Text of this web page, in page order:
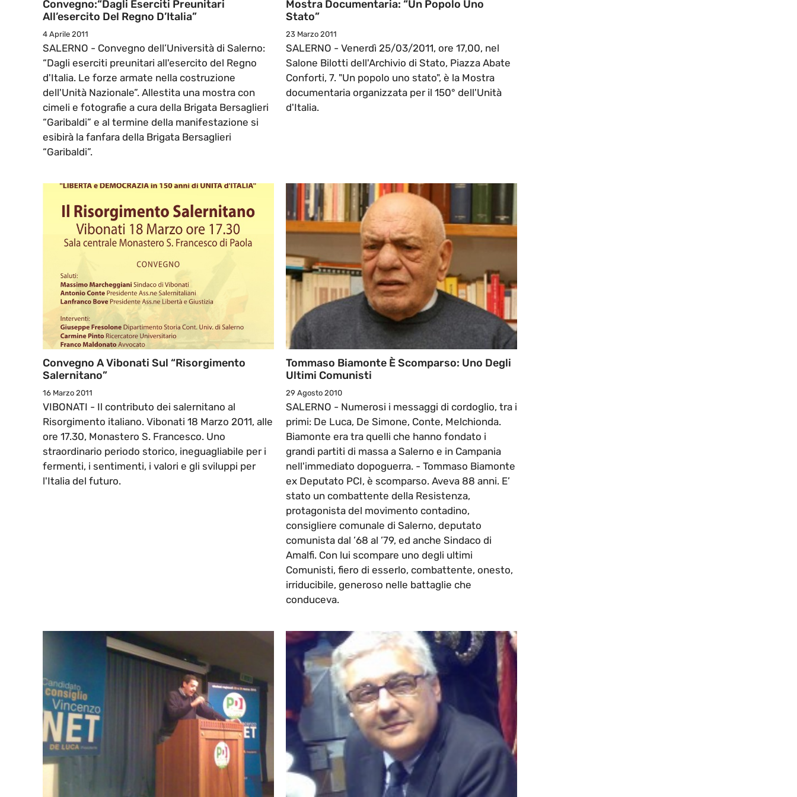
Convegno:“Dagli Eserciti Preunitari
All’esercito Del Regno D’Italia”
4 Aprile 2011
SALERNO - Convegno dell’Università di Salerno:
“Dagli eserciti preunitari all'esercito del Regno
d'Italia. Le forze armate nella costruzione
dell'Unità Nazionale”. Allestita una mostra con
cimeli e fotografie a cura della Brigata Bersaglieri
“Garibaldi” e al termine della manifestazione si
esibirà la fanfara della Brigata Bersaglieri
“Garibaldi”.
Mostra Documentaria: “Un Popolo Uno
Stato”
23 Marzo 2011
SALERNO - Venerdì 25/03/2011, ore 17,00, nel
Salone Bilotti dell'Archivio di Stato, Piazza Abate
Conforti, 7. "Un popolo uno stato", è la Mostra
documentaria organizzata per il 150° dell'Unità
d'Italia.
Convegno A Vibonati Sul “Risorgimento
Salernitano”
16 Marzo 2011
VIBONATI - Il contributo dei salernitano al
Risorgimento italiano. Vibonati 18 Marzo 2011, alle
ore 17.30, Monastero S. Francesco. Uno
straordinario periodo storico, ineguagliabile per i
fermenti, i sentimenti, i valori e gli sviluppi per
l'Italia del futuro.
Tommaso Biamonte È Scomparso: Uno Degli
Ultimi Comunisti
29 Agosto 2010
SALERNO - Numerosi i messaggi di cordoglio, tra i
primi: De Luca, De Simone, Conte, Melchionda.
Biamonte era tra quelli che hanno fondato i
grandi partiti di massa a Salerno e in Campania
nell'immediato dopoguerra. - Tommaso Biamonte
ex Deputato PCI, è scomparso. Aveva 88 anni. E’
stato un combattente della Resistenza,
protagonista del movimento contadino,
consigliere comunale di Salerno, deputato
comunista dal ’68 al ’79, ed anche Sindaco di
Amalfi. Con lui scompare uno degli ultimi
Comunisti, fiero di esserlo, combattente, onesto,
irriducibile, generoso nelle battaglie che
conduceva.